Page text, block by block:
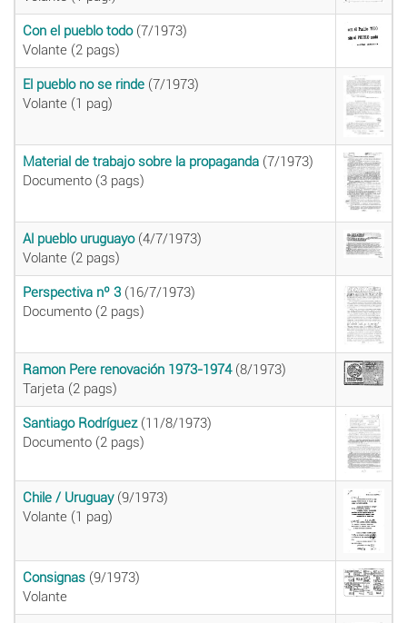
Con el pueblo todo(7/1973)
Volante (2 pags)
El pueblo no se rinde (7/1973)
Volante (1 pag)
Material de trabajo sobre la propaganda (7/1973)
Documento (3 pags)
Al pueblo uruguayo(4/7/1973)
Volante (2 pags)
Perspectiva nº 3 (16/7/1973)
Documento (2 pags)
Ramon Pere renovación 1973-1974(8/1973)
Tarjeta (2 pags)
Santiago Rodríguez(11/8/1973)
Documento (2 pags)
Chile / Uruguay(9/1973)
Volante (1 pag)
Consignas (9/1973)
Volante